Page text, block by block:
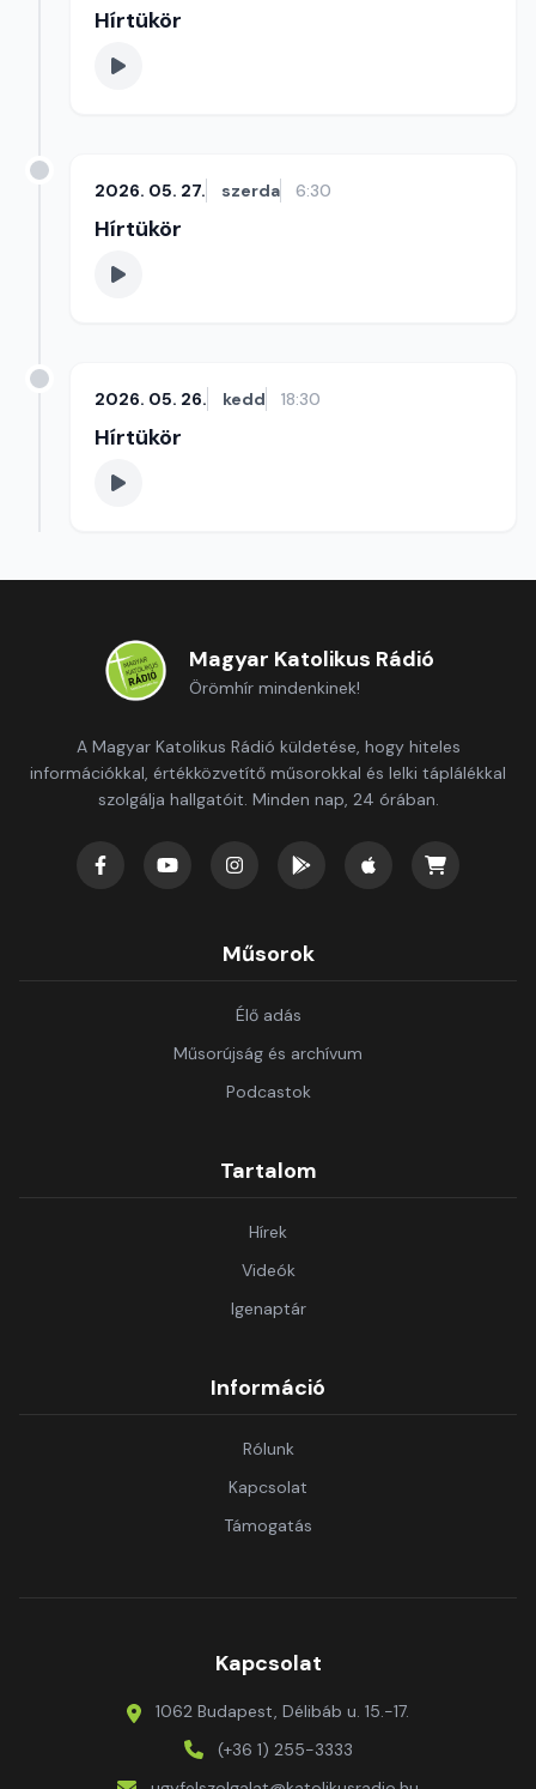
Hírtükör
2026. 05. 27. szerda 6:30
Hírtükör
2026. 05. 26. kedd 18:30
Hírtükör
Magyar Katolikus Rádió
Örömhír mindenkinek!
A Magyar Katolikus Rádió küldetése, hogy hiteles
információkkal, értékközvetítő műsorokkal és lelki táplálékkal
szolgálja hallgatóit. Minden nap, 24 órában.
Műsorok
Élő adás
Műsorújság és archívum
Podcastok
Tartalom
Hírek
Videók
Igenaptár
Információ
Rólunk
Kapcsolat
Támogatás
Kapcsolat
1062 Budapest, Délibáb u. 15.-17.
(+36 1) 255-3333